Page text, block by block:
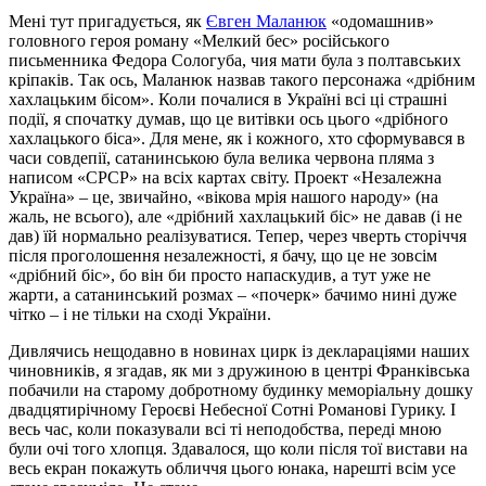
Мені тут пригадується, як Євген Маланюк «одомашнив»
головного героя роману «Мелкий бес» російського
письменника Федора Сологуба, чия мати була з полтавських
кріпаків. Так ось, Маланюк назвав такого персонажа «дрібним
хахлацьким бісом». Коли почалися в Україні всі ці страшні
події, я спочатку думав, що це витівки ось цього «дрібного
хахлацького біса». Для мене, як і кожного, хто сформувався в
часи совдепії, сатанинською була велика червона пляма з
написом «СРСР» на всіх картах світу. Проект «Незалежна
Україна» – це, звичайно, «вікова мрія нашого народу» (на
жаль, не всього), але «дрібний хахлацький біс» не давав (і не
дав) їй нормально реалізуватися. Тепер, через чверть сторіччя
після проголошення незалежності, я бачу, що це не зовсім
«дрібний біс», бо він би просто напаскудив, а тут уже не
жарти, а сатанинський розмах – «почерк» бачимо нині дуже
чітко – і не тільки на сході України.
Дивлячись нещодавно в новинах цирк із деклараціями наших
чиновників, я згадав, як ми з дружиною в центрі Франківська
побачили на старому добротному будинку меморіальну дошку
двадцятирічному Героєві Небесної Сотні Романові Гурику. І
весь час, коли показували всі ті неподобства, переді мною
були очі того хлопця. Здавалося, що коли після тої вистави на
весь екран покажуть обличчя цього юнака, нарешті всім усе